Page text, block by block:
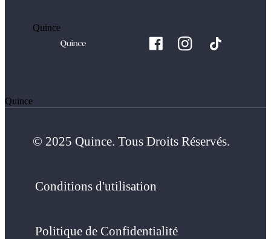
Quince
Quince
© 2025 Quince. Tous Droits Réservés.
Conditions d'utilisation
Politique de Confidentialité